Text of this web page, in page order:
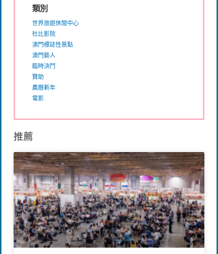
類別
世界旅遊休閒中心
杜比影院
澳門標誌性景點
澳門藝人
臨時決鬥
贊助
農曆新年
電影
推薦